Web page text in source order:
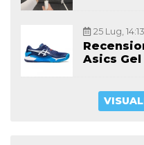
25 Lug, 14:13
Asics